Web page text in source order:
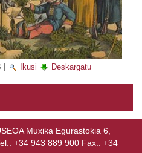
| Ikusi Deskargatu
Muxika Egurastokia 6,
+34 943 889 900 Fax.: +34